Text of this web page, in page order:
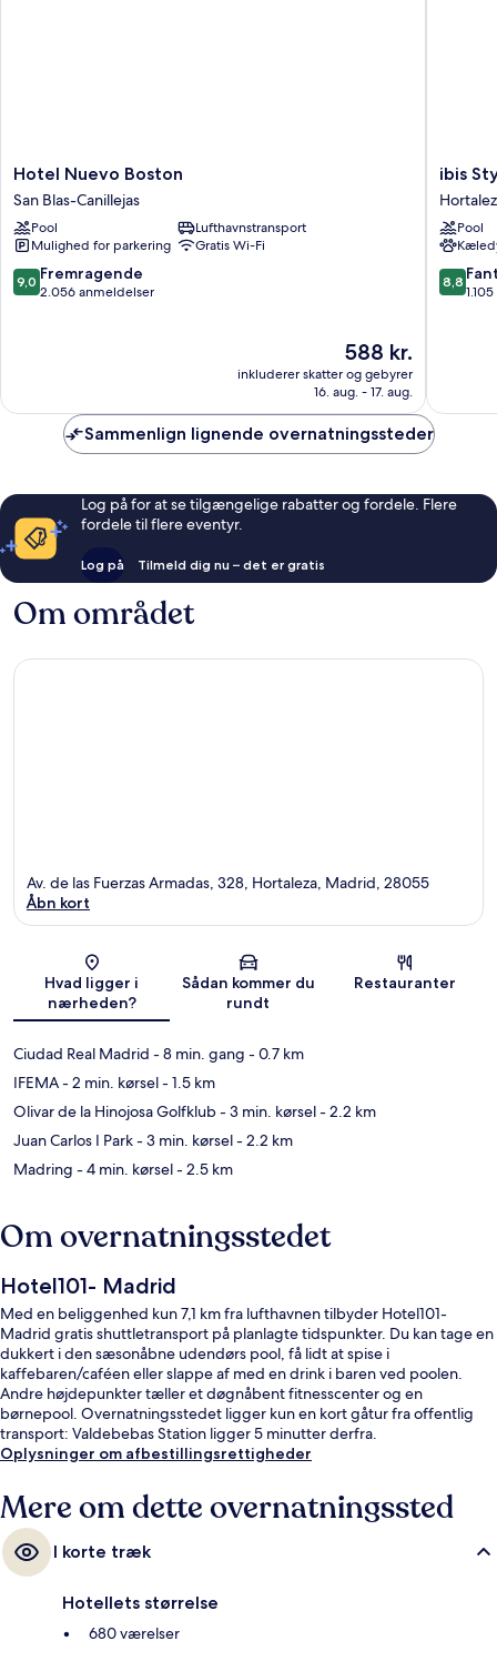
Hotel
Nuevo
Boston
San
Blas-
Canillejas
Hotel Nuevo Boston
San Blas-Canillejas
Pool
Lufthavnstransport
Mulighed for parkering
Gratis Wi-Fi
9.0
ud
9,0 Fremragende
2.056 anmeldelser
Prisen
588 kr.
588 kr.
inkluderer skatter og gebyrer
16. aug. - 17. aug.
ibis
Styles
Madrid
Airport
ibis
Pool
8.8
ud
8,8
Sammenlign lignende overnatningssteder
Log på for at se tilgængelige rabatter og fordele. Flere
fordele til flere eventyr.
Log på Tilmeld dig nu – det er gratis
Om området
Kort
Av. de las Fuerzas Armadas, 328, Hortaleza, Madrid, 28055
Åbn kort
Hvad ligger i
nærheden?
Sådan kommer du
rundt
Restauranter
Ciudad Real Madrid - 8 min. gang - 0.7 km
IFEMA- 2 min. kørsel- 1.5 km
Olivar de la Hinojosa Golfklub- 3 min. kørsel- 2.2 km
Juan Carlos I Park- 3 min. kørsel- 2.2 km
Madring - 4 min. kørsel- 2.5 km
Om overnatningsstedet
Hotel101- Madrid
Med en beliggenhed kun 7,1 km fra lufthavnen tilbyder Hotel101-
Madrid gratis shuttletransport på planlagte tidspunkter. Du kan tage en
dukkert i den sæsonåbne udendørs pool, få lidt at spise i
kaffebaren/caféen eller slappe af med en drink i baren ved poolen.
Andre højdepunkter tæller et døgnåbent fitnesscenter og en
børnepool. Overnatningsstedet ligger kun en kort gåtur fra offentlig
transport: Valdebebas Station ligger 5 minutter derfra.
Oplysninger om afbestillingsrettigheder
Mere om dette overnatningssted
I korte træk
Hotellets størrelse
680 værelser